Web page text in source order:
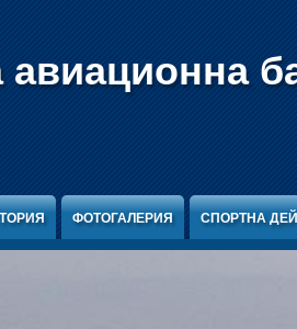
авиационна
ФОТОГАЛЕРИЯ СПОРТНА